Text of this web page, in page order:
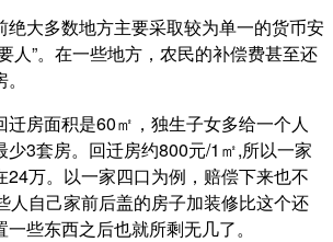
绝大多数地方主要采取较为单一的货币安
人”。在一些地方，农民的补偿费甚至还
房面积是60㎡，独生子女多给一个人
少3套房。回迁房约800元/1㎡,所以一家
24万。以一家四口为例，赔偿下来也不
人自己家前后盖的房子加装修比这个还
些东西之后也就所剩无几了。